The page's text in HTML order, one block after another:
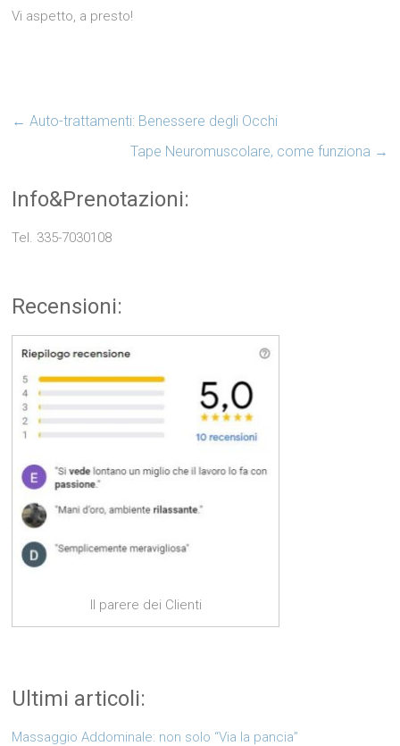
Vi aspetto, a presto!
← Auto-trattamenti: Benessere degli Occhi
Tape Neuromuscolare, come funziona →
Info&Prenotazioni:
Tel. 335-7030108
Recensioni:
Il parere dei Clienti
Ultimi articoli:
Massaggio Addominale: non solo “Via la pancia”